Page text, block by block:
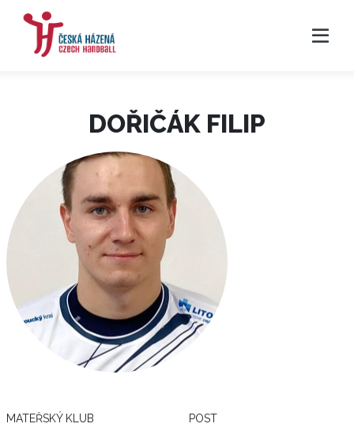
DOŘIČÁK FILIP
MATEŘSKÝ KLUB POST